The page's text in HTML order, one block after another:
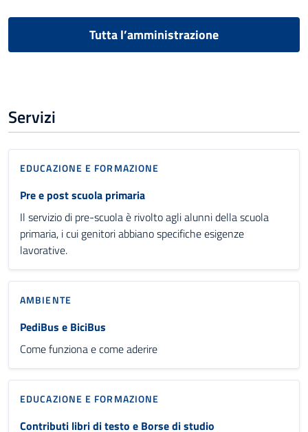
Tutta l’amministrazione
Servizi
EDUCAZIONE E FORMAZIONE
Pre e post scuola primaria
Il servizio di pre-scuola è rivolto agli alunni della scuola
primaria, i cui genitori abbiano specifiche esigenze
lavorative.
AMBIENTE
PediBus e BiciBus
Come funziona e come aderire
EDUCAZIONE E FORMAZIONE
Contributi libri di testo e Borse di studio